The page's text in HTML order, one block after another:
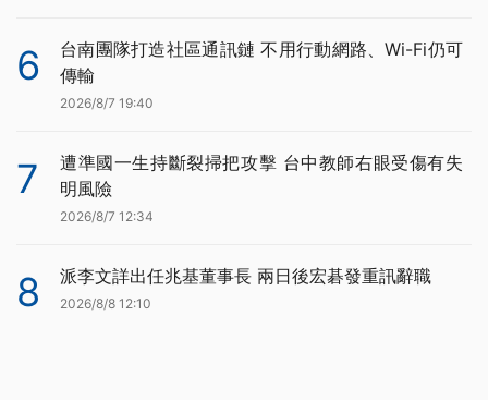
6
台南團隊打造社區通訊鏈 不用行動網路、Wi-Fi仍可
傳輸
2026/8/7 19:40
7
遭準國一生持斷裂掃把攻擊 台中教師右眼受傷有失
明風險
2026/8/7 12:34
8 派李文詳出任兆基董事長 兩日後宏碁發重訊辭職
2026/8/8 12:10